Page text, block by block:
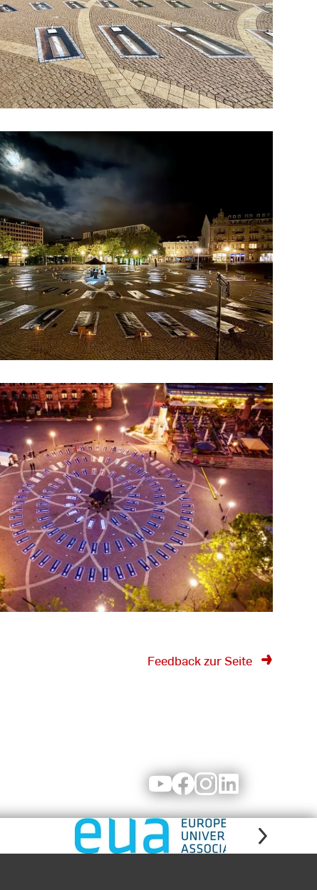
Feedback zur Seite
YoutubeFacebookInstagram